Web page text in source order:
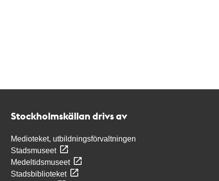
Stockholmskällan drivs av
Medioteket, utbildningsförvaltningen
Stadsmuseet
Medeltidsmuseet
Stadsbiblioteket